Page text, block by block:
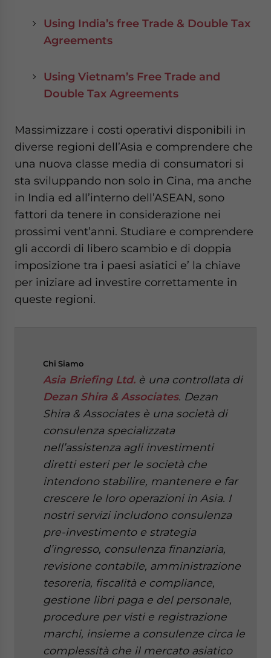
Using India’s free Trade & Double Tax
Agreements
Using Vietnam’s Free Trade and
Double Tax Agreements
Massimizzare i costi operativi disponibili in
diverse regioni dell’Asia e comprendere che
una nuova classe media di consumatori si
sta sviluppando non solo in Cina, ma anche
in India ed all’interno dell’ASEAN, sono
fattori da tenere in considerazione nei
prossimi vent’anni. Studiare e comprendere
gli accordi di libero scambio e di doppia
imposizione tra i paesi asiatici e’ la chiave
per iniziare ad investire correttamente in
queste regioni.
Chi Siamo
Asia Briefing Ltd. è una controllata di
Dezan Shira & Associates. Dezan
Shira & Associates è una società di
consulenza specializzata
nell’assistenza agli investimenti
diretti esteri per le società che
intendono stabilire, mantenere e far
crescere le loro operazioni in Asia. I
nostri servizi includono consulenza
pre-investimento e strategia
d’ingresso, consulenza finanziaria,
revisione contabile, amministrazione
tesoreria, fiscalità e compliance,
gestione libri paga e del personale,
procedure per visti e registrazione
marchi, insieme a consulenze circa le
complessità che il mercato asiatico